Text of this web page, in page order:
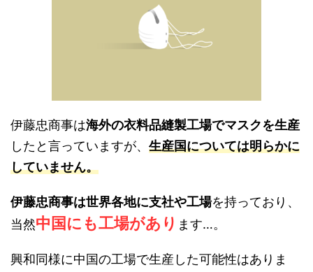
伊藤忠商事は海外の衣料品縫製工場でマスクを生産
したと言っていますが、 生産国については明らかに
していません。
伊藤忠商事は世界各地に支社や工場を持っており、
当然中国にも工場があり ます…。
興和同様に中国の工場で生産した可能性はありま